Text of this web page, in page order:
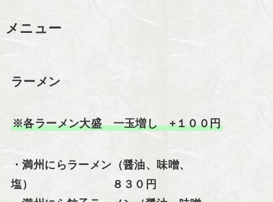
メニュー
ラーメン
※各ラーメン大盛 一玉増し +１００円
・満州にらラーメン（醤油、味噌、
塩） ８３０円